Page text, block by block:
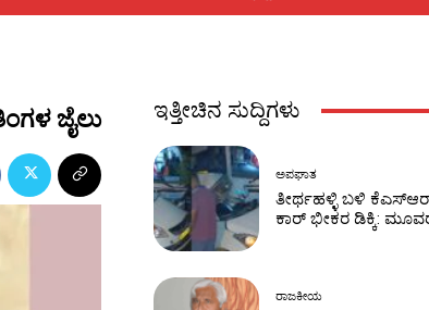
ಜೈಲು ಇತ್ತೀಚಿನ ಸುದ್ದಿಗಳು
ಅಪಘಾತ
ತೀರ್ಥಹಳ್ಳಿ ಬಳಿ
ಕಾರ್ ಭೀಕರ ಡಿಕ್ಕಿ:
ರಾಜಕೀಯ